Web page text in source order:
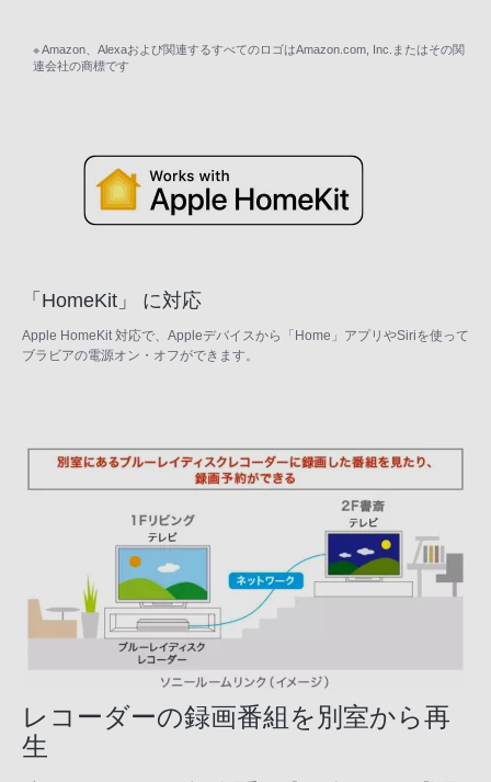
※ Amazon、Alexaおよび関連するすべてのロゴはAmazon.com, Inc.またはその関
連会社の商標です
「HomeKit」 に対応
Apple HomeKit 対応で、Appleデバイスから「Home」アプリやSiriを使って
ブラビアの電源オン・オフができます。
レコーダーの録画番組を別室から再
生